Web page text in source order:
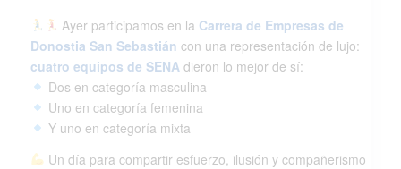
Ayer participamos en la Carrera de Empresas de
Donostia San Sebastián con una representación de lujo:
cuatro equipos de SENA dieron lo mejor de sí:
Dos en categoría masculina
Uno en categoría femenina
Y uno en categoría mixta
Un día para compartir esfuerzo, ilusión y compañerismo